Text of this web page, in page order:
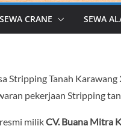
SEWA CRANE SEWA
Stripping Tanah
pekerjaan Stripping
milikCV. Buana Mitra